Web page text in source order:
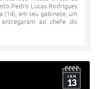
Pedro Lucas Rodrigues
(14), em seu gabinete, um
ao chefe do
JAN
13